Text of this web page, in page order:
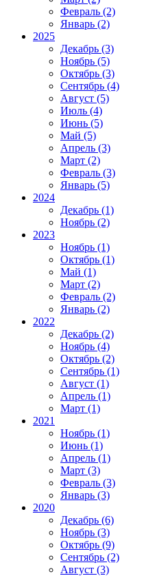
Февраль (2)
Январь (2)
2025
Декабрь (3)
Ноябрь (5)
Октябрь (3)
Сентябрь (4)
Август (5)
Июль (4)
Июнь (5)
Май (5)
Апрель (3)
Март (2)
Февраль (3)
Январь (5)
2024
Декабрь (1)
Ноябрь (2)
2023
Ноябрь (1)
Октябрь (1)
Май (1)
Март (2)
Февраль (2)
Январь (2)
2022
Декабрь (2)
Ноябрь (4)
Октябрь (2)
Сентябрь (1)
Август (1)
Апрель (1)
Март (1)
2021
Ноябрь (1)
Июнь (1)
Апрель (1)
Март (3)
Февраль (3)
Январь (3)
2020
Декабрь (6)
Ноябрь (3)
Октябрь (9)
Сентябрь (2)
Август (3)